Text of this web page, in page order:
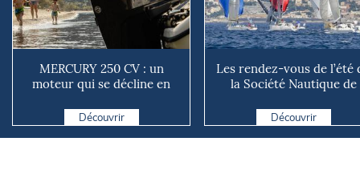
MERCURY 250 CV : un
moteur qui se décline en
Découvrir
Les rendez-vous de l’été
la Société Nautique de
Découvrir